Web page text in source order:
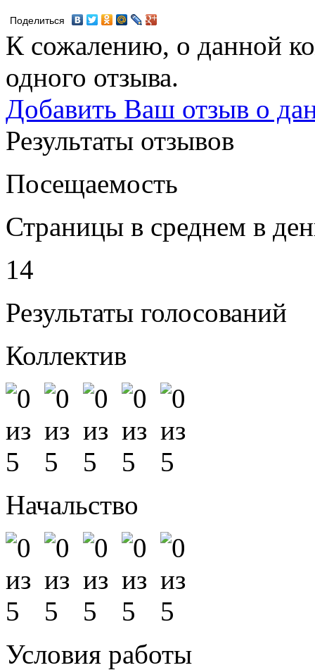
Поделиться
К сожалению, о данной
одного отзыва.
Добавить Ваш отзыв о
Результаты отзывов
Посещаемость
Страницы в среднем в
14
Результаты голосований
Коллектив
Начальство
Условия работы